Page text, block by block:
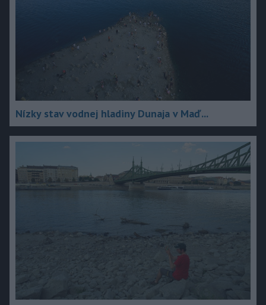
Nízky stav vodnej hladiny Dunaja v Maď...